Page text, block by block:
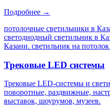
Подробнее →
потолочные светильники в
светодиодный светильник в
Казани. светильник на
Трековые LED системы
Трековые LED-системы и
поворотные, раздвижные,
выставок, шоурумов, музеев.